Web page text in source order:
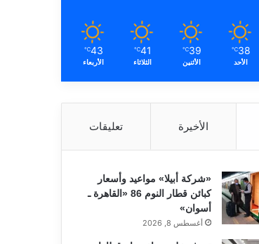
38
℃
الأحد
39
℃
الأثنين
41
℃
الثلاثاء
43
℃
الأربعاء
الأخيرة تعليقات
«شركة أبيلا» مواعيد وأسعار
كبائن قطار النوم 86 «القاهرة ـ
أسوان»
أغسطس 8, 2026